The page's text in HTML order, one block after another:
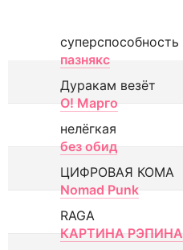
суперспособность
пазнякс
Дуракам везёт
О! Марго
нелёгкая
без обид
ЦИФРОВАЯ КОМА
Nomad Punk
RAGA
КАРТИНА РЭПИНА